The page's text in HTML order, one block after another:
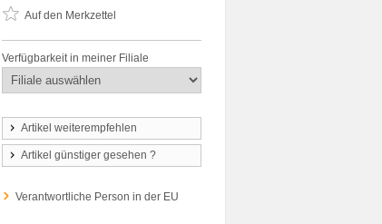
Auf den Merkzettel
Verfügbarkeit in meiner Filiale
Artikel weiterempfehlen
Artikel günstiger gesehen ?
Verantwortliche Person in der EU